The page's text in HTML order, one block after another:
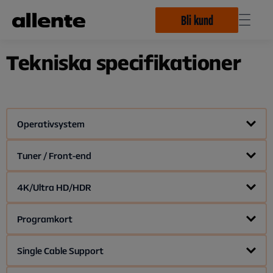
Bli kund
Tekniska specifikationer
Operativsystem
Android TV
Tuner / Front-end
4 x DVB-S/S2/tuners
4K/Ultra HD/HDR
Ja
Programkort
Boxen har ett inbyggt programkort. Programkortets
Single Cable Support